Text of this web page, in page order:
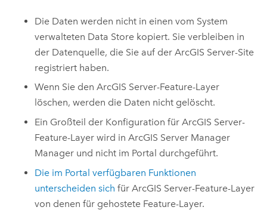
Die Daten werden nicht in einen vom System
verwalteten Data Store kopiert. Sie verbleiben in
der Datenquelle, die Sie auf derArcGIS Server-Site
registriert haben.
Wenn Sie denArcGIS Server-Feature-Layer
löschen, werden die Daten nicht gelöscht.
Ein Großteil der Konfiguration fürArcGIS Server-
Feature-Layer wird inArcGIS Server Manager
Manager und nicht im Portal durchgeführt.
Die im Portal verfügbaren Funktionen
unterscheiden sich fürArcGIS Server-Feature-Layer
von denen für gehostete Feature-Layer.